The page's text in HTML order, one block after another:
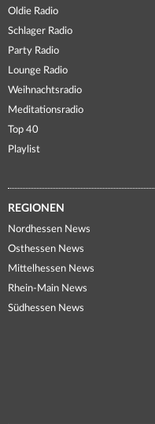
Oldie Radio
Schlager Radio
Party Radio
Lounge Radio
Weihnachtsradio
Meditationsradio
Top 40
Playlist
REGIONEN
Nordhessen News
Osthessen News
Mittelhessen News
Rhein-Main News
Südhessen News